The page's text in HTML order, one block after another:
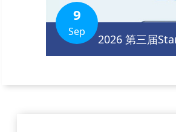
9
Sep
2026 第三届